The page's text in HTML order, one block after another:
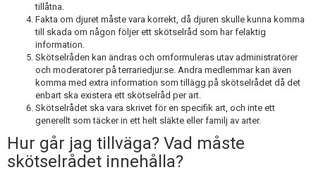
tillåtna.
Fakta om djuret måste vara korrekt, då djuren skulle kunna komma
till skada om någon följer ett skötselråd som har felaktig
information.
Skötselråden kan ändras och omformuleras utav administratörer
och moderatorer på terrariedjur.se. Andra medlemmar kan även
komma med extra information som tillägg på skötselrådet då det
enbart ska existera ett skötselråd per art.
Skötselrådet ska vara skrivet för en specifik art, och inte ett
generellt som täcker in ett helt släkte eller familj av arter.
Hur går jag tillväga? Vad måste
skötselrådet innehålla?